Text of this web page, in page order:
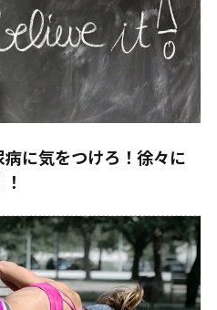
病に気をつけろ！徐々に